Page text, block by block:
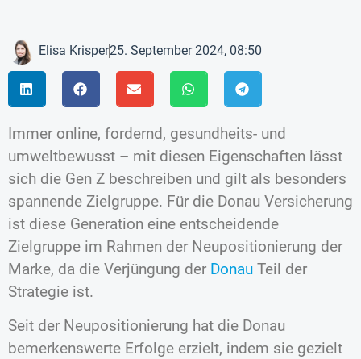
Elisa Krisper25. September 2024, 08:50
Immer online, fordernd, gesundheits- und
umweltbewusst – mit diesen Eigenschaften lässt
sich die Gen Z beschreiben und gilt als besonders
spannende Zielgruppe. Für die Donau Versicherung
ist diese Generation eine entscheidende
Zielgruppe im Rahmen der Neupositionierung der
Marke, da die Verjüngung der Donau Teil der
Strategie ist.
Seit der Neupositionierung hat die Donau
bemerkenswerte Erfolge erzielt, indem sie gezielt